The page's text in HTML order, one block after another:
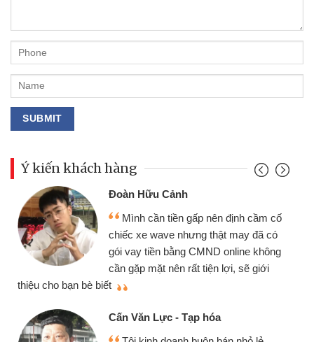
Ý kiến khách hàng
Đoàn Hữu Cảnh
Mình cần tiền gấp nên định cầm cố
chiếc xe wave nhưng thật may đã có
gói vay tiền bằng CMND online không
cần gặp mặt nên rất tiện lợi, sẽ giới
thiệu cho bạn bè biết
Cấn Văn Lực - Tạp hóa